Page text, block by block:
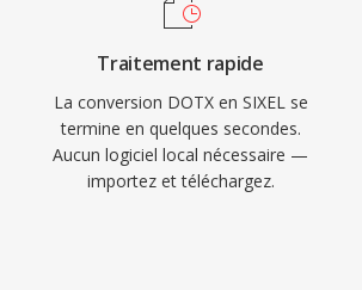
Traitement rapide
La conversion DOTX en SIXEL se
termine en quelques secondes.
Aucun logiciel local nécessaire —
importez et téléchargez.